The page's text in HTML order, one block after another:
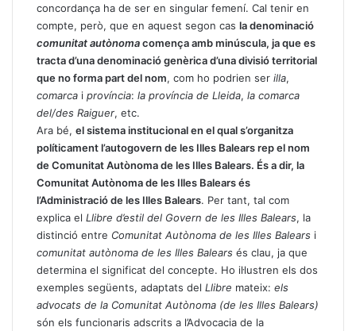
concordança ha de ser en singular femení. Cal tenir en
compte, però, que en aquest segon cas la denominació
comunitat autònomacomença amb minúscula, ja que es
tracta d’una denominació genèrica d’una divisió territorial
que no forma part del nom, com ho podrien ser illa,
comarca i província: la província de Lleida, la comarca
del/des Raiguer, etc.
Ara bé, el sistema institucional en el qual s’organitza
políticament l’autogovern de les Illes Balears rep el nom
de Comunitat Autònoma de les Illes Balears. És a dir, la
Comunitat Autònoma de les Illes Balears és
l’Administració de les Illes Balears. Per tant, tal com
explica el Llibre d’estil del Govern de les Illes Balears, la
distinció entre Comunitat Autònoma de les Illes Balears i
comunitat autònoma de les Illes Balears és clau, ja que
determina el significat del concepte. Ho il·lustren els dos
exemples següents, adaptats del Llibre mateix: els
advocats de la Comunitat Autònoma (de les Illes Balears)
són els funcionaris adscrits a l’Advocacia de la